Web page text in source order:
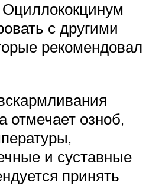
с другими
рекомендовал
отмечает озноб,
и суставные
принять